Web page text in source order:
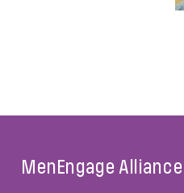
MenEngage Alliance